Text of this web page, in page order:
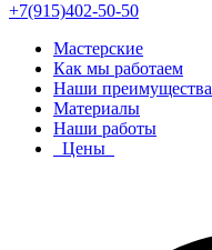
+7(915)402-50-50
Мастерские
Как мы работаем
Наши преимущества
Материалы
Наши работы
Цены